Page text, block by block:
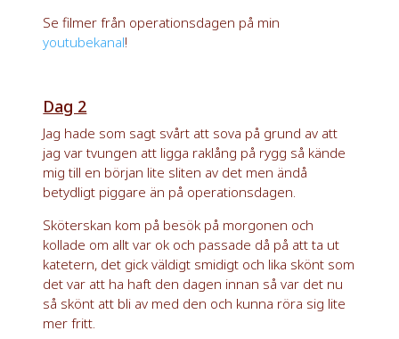
Se filmer från operationsdagen på min
youtubekanal!
Dag 2
Jag hade som sagt svårt att sova på grund av att
jag var tvungen att ligga raklång på rygg så kände
mig till en början lite sliten av det men ändå
betydligt piggare än på operationsdagen.
Sköterskan kom på besök på morgonen och
kollade om allt var ok och passade då på att ta ut
katetern, det gick väldigt smidigt och lika skönt som
det var att ha haft den dagen innan så var det nu
så skönt att bli av med den och kunna röra sig lite
mer fritt.